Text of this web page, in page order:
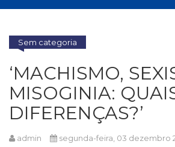
(95)
Depoimentos,
Vivências
Ciências
Sociais
(102)
Cinema
Comportamento
Sem categoria
‘MACHISMO,
MISOGINIA:
DIFERENÇAS?’
admin segunda-feira, 03 dezembro